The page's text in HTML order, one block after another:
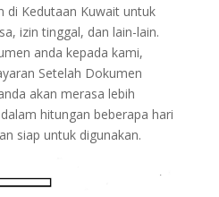
di Kedutaan Kuwait untuk
izin tinggal, dan lain-lain.
anda kepada kami,
Setelah Dokumen
akan merasa lebih
hitungan beberapa hari
siap untuk digunakan.